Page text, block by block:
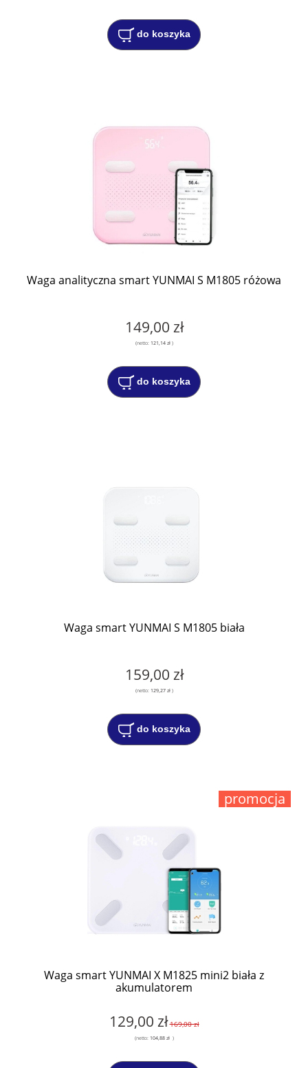
do koszyka
Waga analityczna smart YUNMAI S M1805 różowa
149,00 zł
(netto: 121,14 zł)
do koszyka
Waga smart YUNMAI S M1805 biała
159,00 zł
(netto: 129,27 zł)
do koszyka
Waga smart YUNMAI X M1825 mini2 biała z
akumulatorem
129,00 zł 169,00 zł
(netto: 104,88 zł )
promocja